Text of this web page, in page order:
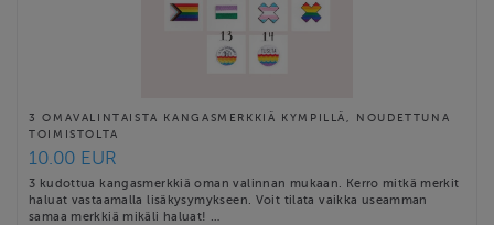
3 OMAVALINTAISTA KANGASMERKKIÄ KYMPILLÄ, NOUDETTUNA
TOIMISTOLTA
10.00 EUR
3 kudottua kangasmerkkiä oman valinnan mukaan. Kerro mitkä merkit
haluat vastaamalla lisäkysymykseen. Voit tilata vaikka useamman
samaa merkkiä mikäli haluat! …